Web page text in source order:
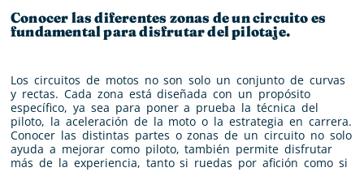
Conocer las diferentes zonas de un circuito es
fundamental para disfrutar del pilotaje.
Los circuitos de motos no son solo un conjunto de curvas
y rectas. Cada zona está diseñada con un propósito
específico, ya sea para poner a prueba la técnica del
piloto, la aceleración de la moto o la estrategia en carrera.
Conocer las distintas partes o zonas de un circuito no solo
ayuda a mejorar como piloto, también permite disfrutar
más de la experiencia, tanto si ruedas por afición como si